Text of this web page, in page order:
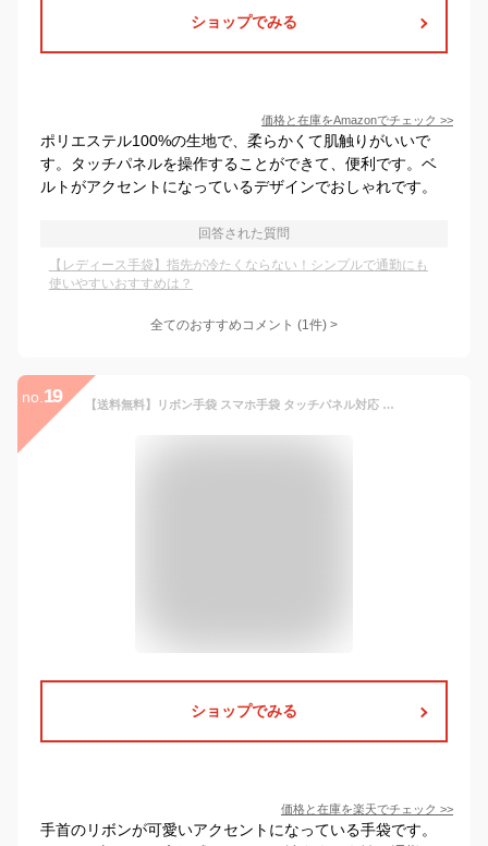
ショップでみる
価格と在庫をAmazonでチェック >>
ポリエステル100%の生地で、柔らかくて肌触りがいいで
す。タッチパネルを操作することができて、便利です。ベ
ルトがアクセントになっているデザインでおしゃれです。
回答された質問
【レディース手袋】指先が冷たくならない！シンプルで通勤にも
使いやすいおすすめは？
全てのおすすめコメント (1件) >
no. 19 【送料無料】リボン手袋 スマホ手袋 タッチパネル対応 吸湿発熱 もこもこ ファー 手袋 五本指 レディース ジュニア 女の子 スマホグローブ てぶくろ スエード調 裏毛 防風 防寒 通勤 通学 ウール系 シンプル あったかグッズ おしゃれ
ショップでみる
価格と在庫を楽天でチェック >>
手首のリボンが可愛いアクセントになっている手袋です。